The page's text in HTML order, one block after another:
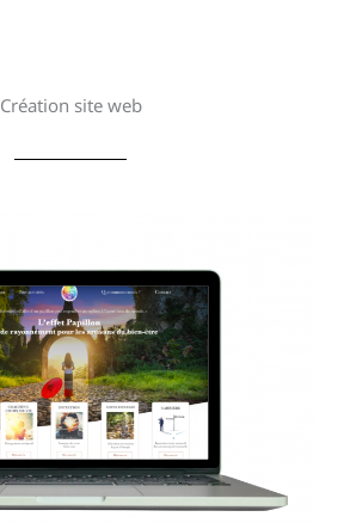
Création site web